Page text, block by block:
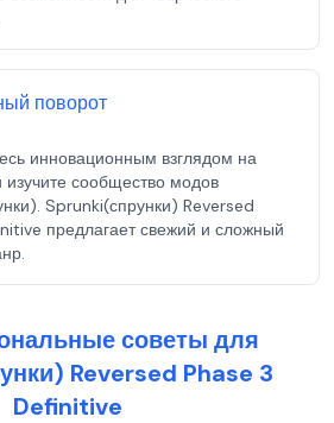
поворот
инновационным взглядом на
сообщество модов
Sprunki(спрунки) Reversed
предлагает свежий и сложный
советы для
Reversed Phase 3
Definitive